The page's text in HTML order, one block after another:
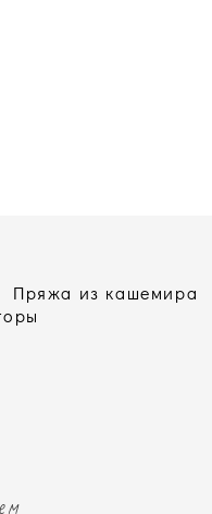
Пряжа из кашемира